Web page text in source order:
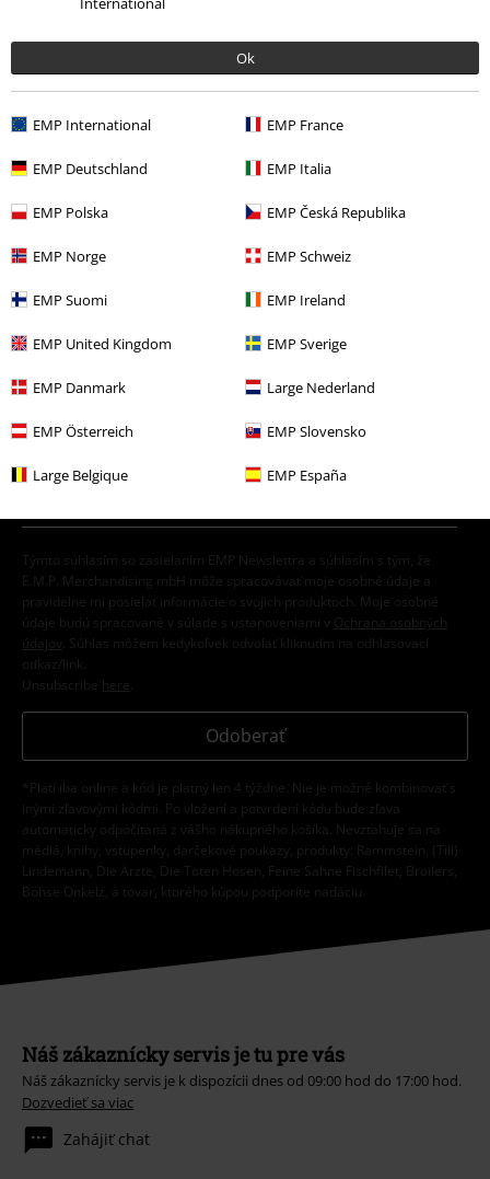
Ok
EMP International EMP France
EMP Deutschland EMP Italia
EMP Polska EMP Česká Republika
EMP Norge EMP Schweiz
EMP Suomi EMP Ireland
EMP United Kingdom EMP Sverige
EMP Danmark Large Nederland
EMP Österreich EMP Slovensko
Large Belgique EMP España
More categories. More options.
E-Mail Newsletter
Získajte 15% zľavový poukaz, keď sa prihlásite
teraz! Viac
Týmto súhlasím so zasielaním EMP Newslettra a súhlasím s tým, že
E.M.P. Merchandising mbH môže spracovávať moje osobné údaje a
pravidelne mi posielať informácie o svojich produktoch. Moje osobné
údaje budú spracované v súlade s ustanoveniami v
Ochrana osobných
údajov
. Súhlas môžem kedykoľvek odvolať kliknutím na odhlasovací
odkaz/link.
Unsubscribe here
Odoberať
*Platí iba online a kód je platný len 4 týždne. Nie je možné kombinovať s
inými zľavovými kódmi. Po vložení a potvrdení kódu bude zľava
automaticky odpočítaná z vášho nákupného košíka. Nevzťahuje sa na
médiá, knihy, vstupenky, darčekové poukazy, produkty: Rammstein, (Till)
Lindemann, Die Ärzte, Die Toten Hosen, Feine Sahne Fischfilet, Broilers,
Böhse Onkelz, a tovar, ktorého kúpou podporíte nadáciu.
Náš zákaznícky servis je tu pre vás
Náš zákaznícky servis je k dispozícii dnes od 09:00 hod do 17:00 hod.
Dozvedieť sa viac
Zahájiť chat